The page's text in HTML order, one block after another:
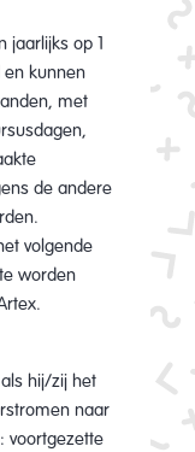
jaarlijks op 1
kunnen
met
de andere
volgende
worden
hij/zij het
naar
voortgezette